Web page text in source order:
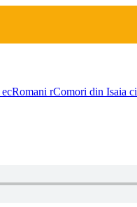
ecRomani rComori din Isaia ci